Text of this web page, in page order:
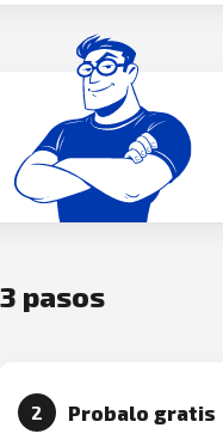
pasos
2 Probalo gratis